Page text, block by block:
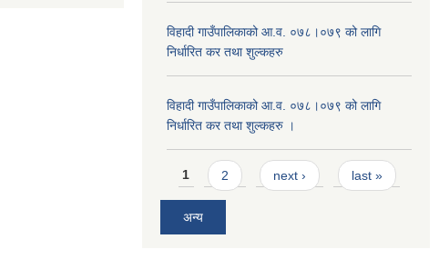
विहादी गाउँपालिकाको आ.व. ०७८।०७९ को लागि
निर्धारित कर तथा शुल्कहरु
विहादी गाउँपालिकाको आ.व. ०७८।०७९ को लागि
निर्धारित कर तथा शुल्कहरु ।
Pages
1 2 next › last »
अन्य